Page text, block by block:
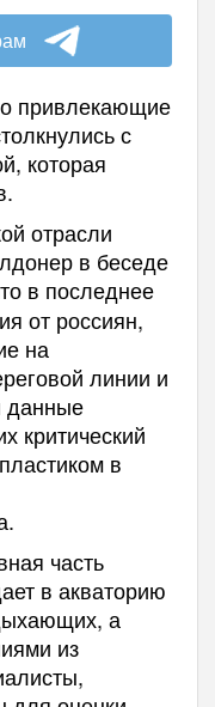
привлекающие
с
которая
отрасли
в беседе
в последнее
от россиян,
на
линии и
данные
критический
в
часть
в акваторию
а
из